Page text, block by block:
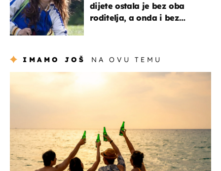
dijete ostala je bez oba
roditelja, a onda i bez
IMAMO JOŠ NA OVU TEMU